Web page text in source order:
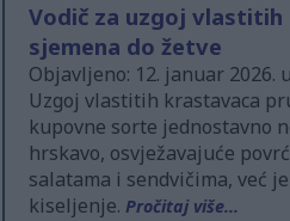
Vodič za uzgoj
sjemena do žetve
Objavljeno: 12. januar 2026.
Uzgoj vlastitih krastavaca
kupovne sorte jednostavno
hrskavo, osvježavajuće
salatama i sendvičima, već
kiseljenje.Pročitaj više...